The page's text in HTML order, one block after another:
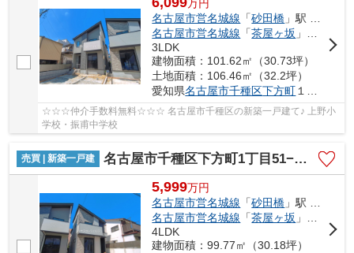
万円
名古屋市営名城線 「砂田橋 」駅 徒歩11分
名古屋市営名城線 「茶屋ヶ坂 」駅 徒歩13分
3LDK
建物面積：101.62㎡（30.73坪）
土地面積：106.46㎡（32.2坪）
愛知県名古屋市千種区下方町１丁目51-1
☆☆☆仲介手数料無料☆☆☆ 名古屋市千種区の新築一戸建て♪ 上野小
学校・振甫中学校
売買 | 新築一戸建 名古屋市千種区下方町1丁目51−1【仲介手数料無料】新築一戸建て 2号棟
5,999万円
名古屋市営名城線 「砂田橋 」駅 徒歩11分
名古屋市営名城線 「茶屋ヶ坂 」駅 徒歩13分
4LDK
建物面積：99.77㎡（30.18坪）